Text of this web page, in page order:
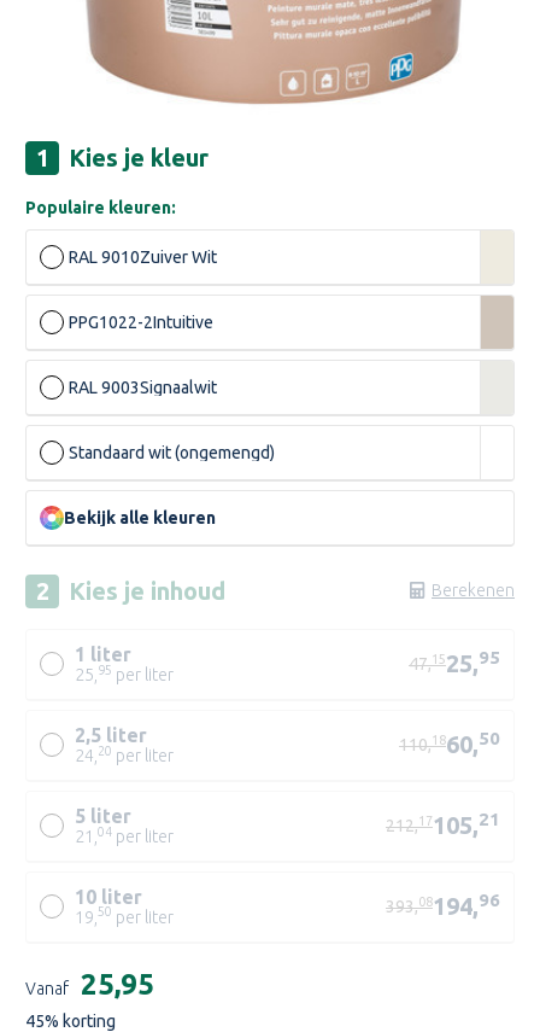
Kies je kleur
Populaire kleuren:
RAL 9010Zuiver Wit
PPG1022-2Intuitive
RAL 9003Signaalwit
Standaard wit (ongemengd)
Bekijk alle kleuren
Kies je inhoud Berekenen
1 liter
25, 95 per liter
47,1525,95
2,5 liter
24, 20 per liter
110,1860,50
5 liter
21, 04per liter
212,17105,21
10 liter
19, 50 per liter
393,08194,96
ZN
voorraad:
Vanaf €25,95
45% korting